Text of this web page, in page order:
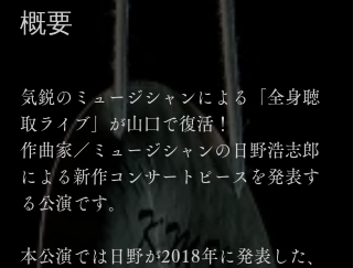
概要
気鋭のミュージシャンによる「全身聴
取ライブ」が山口で復活！
作曲家／ミュージシャンの日野浩志郎
による新作コンサートピースを発表す
る公演です。
本公演では日野が2018年に発表した、